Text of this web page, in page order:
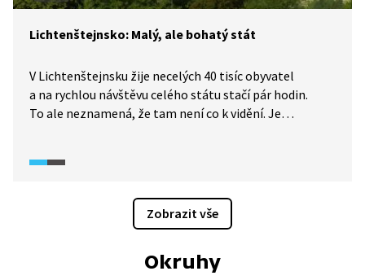
Lichtenštejnsko: Malý, ale bohatý stát
V Lichtenštejnsku žije necelých 40 tisíc obyvatel
a na rychlou návštěvu celého státu stačí pár hodin.
To ale neznamená, že tam není co k vidění. Je
dluh, a zároveň patří k těm nejbohatším. Země
a stabilnímu politickému systému.
Zobrazit vše
Okruhy